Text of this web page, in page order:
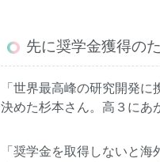
先に奨学金獲得の
「世界最高峰の研究開発
決めた杉本さん。高３にあ
「奨学金を取得しないと